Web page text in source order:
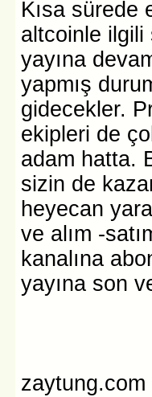
Kısa sürede
altcoinle ilgili
yayına
yapmış
gidecekler.
ekipleri de
adam hatta.
sizin de
heyecan
ve alım -
kanalına
yayına son
zaytung.com